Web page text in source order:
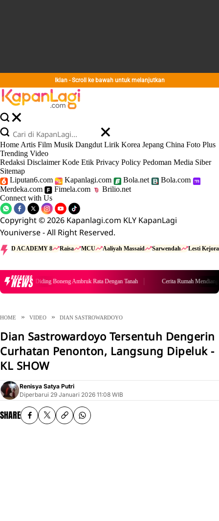
Iklan - Scroll ke bawah untuk melanjutkan
Home Artis Film Musik Dangdut Lirik Korea Jepang China Foto Plus
Trending Video
Redaksi Disclaimer Kode Etik Privacy Policy Pedoman Media Siber
Sitemap
Liputan6.com
Kapanlagi.com Bola.net
Bola.com
Merdeka.com
Fimela.com
Brilio.net
Connect with Us
Copyright © 2026 Kapanlagi.com KLY KapanLagi
Youniverse - All Right Reserved.
D ACADEMY 8 Raisa MCU Aaliyah Massaid Sarwendah Lesti Kejora
BREAKING
NEWS
Mendiang Diding Boneng Ambruk Rata Dengan Tanah Cerita Rumah Mendiang
HOME VIDEO DIAN SASTROWARDOYO
Dian Sastrowardoyo Tersentuh Dengerin
Curhatan Penonton, Langsung Dipeluk -
KL SHOW
Renisya Satya Putri
Diperbarui 29 Januari 2026 11:08 WIB
SHARE